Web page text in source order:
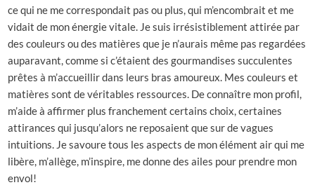
ce qui ne me correspondait pas ou plus, qui m’encombrait et me
vidait de mon énergie vitale. Je suis irrésistiblement attirée par
des couleurs ou des matières que je n’aurais même pas regardées
auparavant, comme si c’étaient des gourmandises succulentes
prêtes à m’accueillir dans leurs bras amoureux. Mes couleurs et
matières sont de véritables ressources. De connaître mon profil,
m’aide à affirmer plus franchement certains choix, certaines
attirances qui jusqu’alors ne reposaient que sur de vagues
intuitions. Je savoure tous les aspects de mon élément air qui me
libère, m’allège, m’inspire, me donne des ailes pour prendre mon
envol!